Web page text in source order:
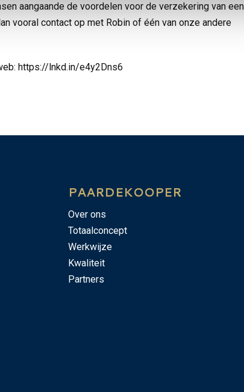
aangaande de voordelen voor de verzekering van een
vooral contact op met Robin of één van onze andere
https://lnkd.in/e4y2Dns6
PAARDEKOOPER
Over ons
Totaalconcept
Werkwijze
Kwaliteit
Partners